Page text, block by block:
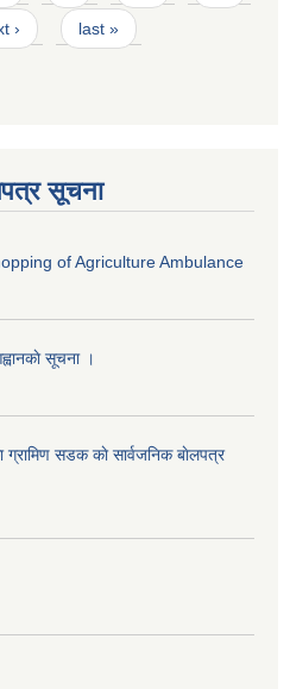
› last »
सूचना
of Agriculture Ambulance
सूचना ।
ग्रामिण सडक काे सार्वजनिक बाेलपत्र